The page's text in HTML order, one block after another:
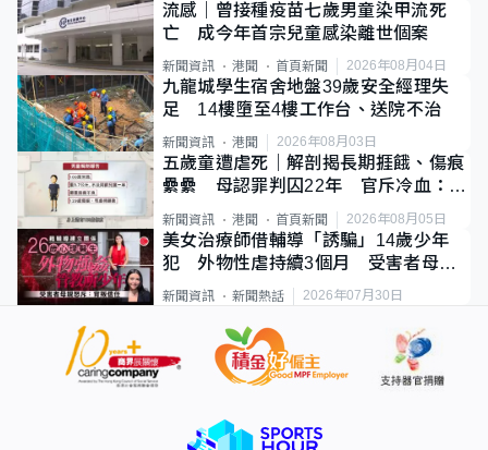
流感｜曾接種疫苗七歲男童染甲流死
亡 成今年首宗兒童感染離世個案
新聞資訊 港聞 首頁新聞 2026年08月04日
九龍城學生宿舍地盤39歲安全經理失
足 14樓墮至4樓工作台、送院不治
新聞資訊 港聞 2026年08月03日
五歲童遭虐死｜解剖揭長期捱餓、傷痕
纍纍 母認罪判囚22年 官斥冷血：同
類案最惡劣
新聞資訊 港聞 首頁新聞 2026年08月05日
美女治療師借輔導「誘騙」14歲少年
犯 外物性虐持續3個月 受害者母：
要保護其他人
新聞資訊 新聞熱話 2026年07月30日